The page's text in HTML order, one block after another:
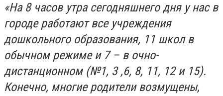
«На 8 часов утра сегодняшнего дня у нас в
городе работают все учреждения
дошкольного образования, 11 школ в
обычном режиме и 7 – в очно-
дистанционном (№1, 3 ,6, 8, 11, 12 и 15).
Конечно, многие родители возмущены,